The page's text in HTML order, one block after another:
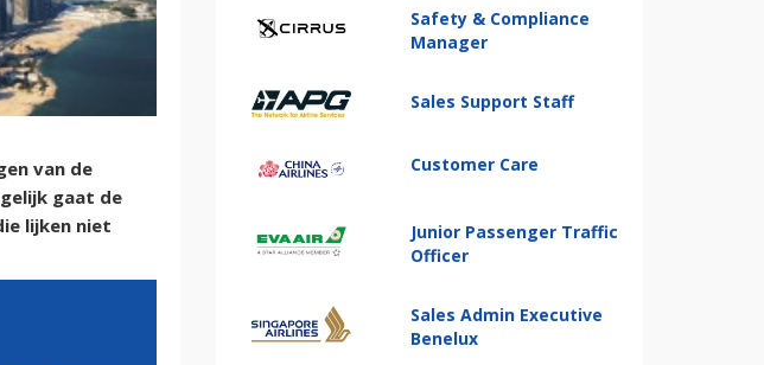
van de
gaat de
lijken niet
Safety & Compliance
Manager
Sales Support Staff
Customer Care
Junior Passenger Traffic
Officer
Sales Admin Executive
Benelux